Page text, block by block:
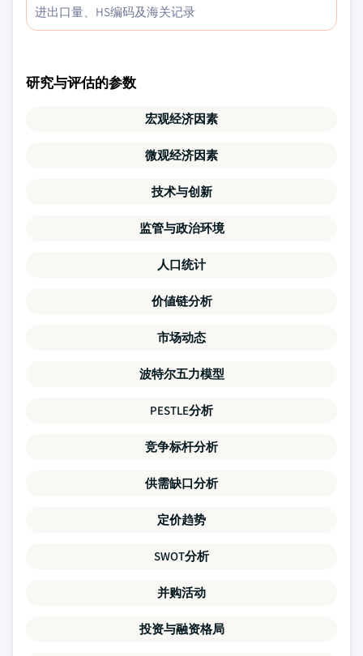
进出口量、HS编码及海关记录
研究与评估的参数
宏观经济因素
微观经济因素
技术与创新
监管与政治环境
人口统计
价値链分析
市场动态
波特尔五力模型
PESTLE分析
竞争标杆分析
供需缺口分析
定价趋势
SWOT分析
并购活动
投资与融资格局